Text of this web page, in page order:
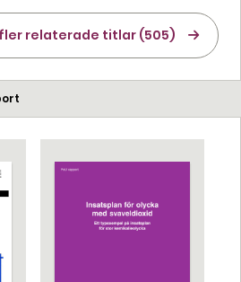
relaterade titlar (505)